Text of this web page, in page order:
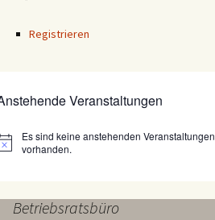
Registrieren
Veranstaltungen
Es sind keine anstehenden Veranstaltungen
vorhanden.
Betriebsratsbüro